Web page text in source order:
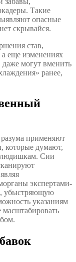
Такие
опасные
скрывайся.
став,
еще изменениях
могут вменить
ранее,
применяют
которые думают,
людишкам. Сии
экспертами-
убыстряющую
указаниям
масштабировать